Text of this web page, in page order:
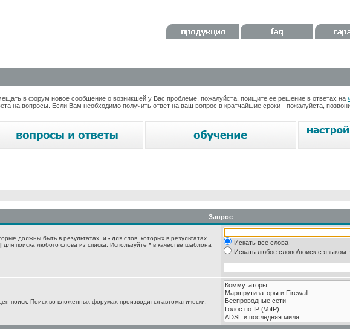
в форум новое сообщение о возникшей у Вас проблеме, пожалуйста, поищите ее решение в ответах на
на вопросы. Если Вам необходимо получить ответ на ваш вопрос в кратчайшие сроки - пожалуйста,
Запрос
должны быть в результатах, и - для слов, которых в результатах
| для поиска любого слова из списка. Используйте * в качестве шаблона
Искать все слова
Искать любое слово/поиск с языком
поиск. Поиск во вложенных форумах производится автоматически,